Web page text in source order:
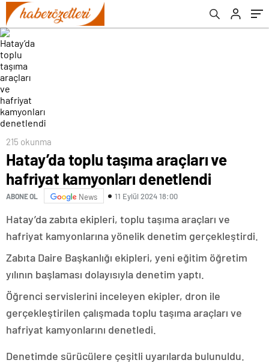
215 okunma
Hatay’da toplu taşıma araçları ve
hafriyat kamyonları denetlendi
ABONE OL News 11 Eylül 2024 18:00
Hatay’da zabıta ekipleri, toplu taşıma araçları ve
hafriyat kamyonlarına yönelik denetim gerçekleştirdi.
Zabıta Daire Başkanlığı ekipleri, yeni eğitim öğretim
yılının başlaması dolayısıyla denetim yaptı.
Öğrenci servislerini inceleyen ekipler, dron ile
gerçekleştirilen çalışmada toplu taşıma araçları ve
hafriyat kamyonlarını denetledi.
Denetimde sürücülere çeşitli uyarılarda bulunuldu.